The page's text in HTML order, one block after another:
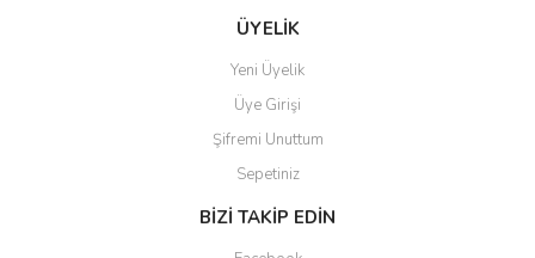
ÜYELİK
Yeni Üyelik
Üye Girişi
Şifremi Unuttum
Sepetiniz
BİZİ TAKİP EDİN